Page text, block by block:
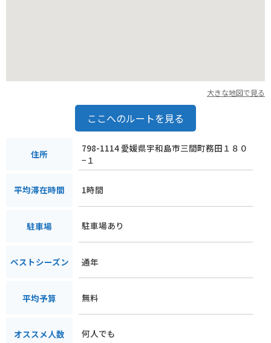
大きな地図で見る
ここへのルートを見る
住所
798-1114 愛媛県宇和島市三間町務田１８０
−１
平均滞在時間 1時間
駐車場 駐車場あり
ベストシーズン 通年
平均予算 無料
オススメ人数 何人でも